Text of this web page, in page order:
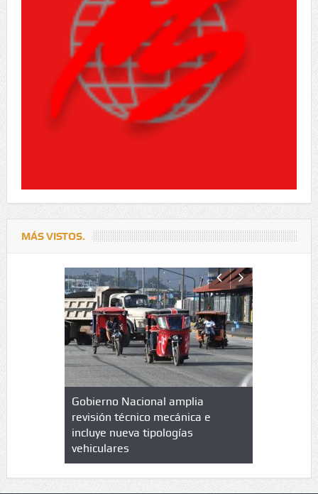
MÁS VISTOS.
en
Gobierno Nacional amplia
revisión técnico mecánica e
incluye nueva tipologías
vehiculares
Qué es